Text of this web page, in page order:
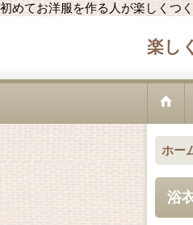
初めてお洋服を作る人が楽しくつ
楽し
ホー
浴